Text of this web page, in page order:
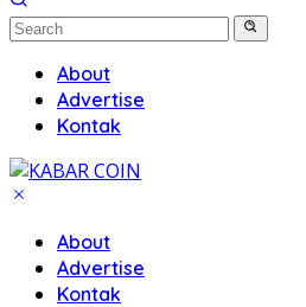
About
Advertise
Kontak
About
Advertise
Kontak